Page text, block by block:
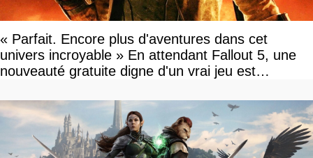
« Parfait. Encore plus d'aventures dans cet
univers incroyable » En attendant Fallout 5, une
nouveauté gratuite digne d'un vrai jeu est